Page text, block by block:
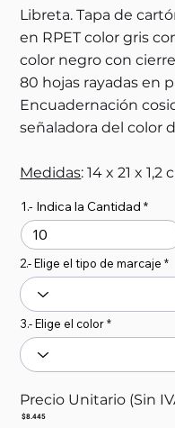
Libreta. Tapa de
en RPET color gris
color negro con
80 hojas rayadas en
Encuadernación
señaladora del color
Medidas: 14 x 21 x 1,2
1.- Indica la Cantidad
2.- Elige el tipo de marcaje
3.- Elige el color
Precio Unitario (Sin
$8.445